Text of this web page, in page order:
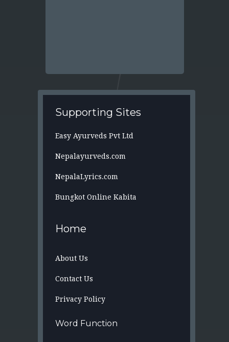
Supporting Sites
Easy Ayurveds Pvt Ltd
Nepalayurveds.com
NepalaLyrics.com
Bungkot Online Kabita
Home
About Us
Contact Us
Privacy Policy
Word Function